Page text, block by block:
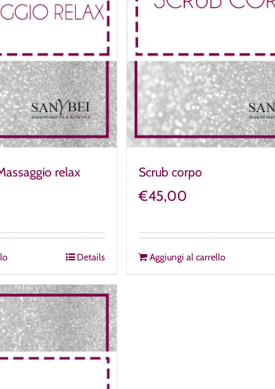
relax
Details
Scrub corpo
€45,00
Aggiungi al carrello